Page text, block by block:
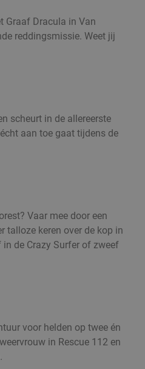
Graaf Dracula in Van
reddingsmissie. Weet jij
scheurt in de allereerste
aan toe gaat tijdens de
Vaar mee door een
talloze keren over de kop in
de Crazy Surfer of zweef
voor helden op twee én
in Rescue 112 en